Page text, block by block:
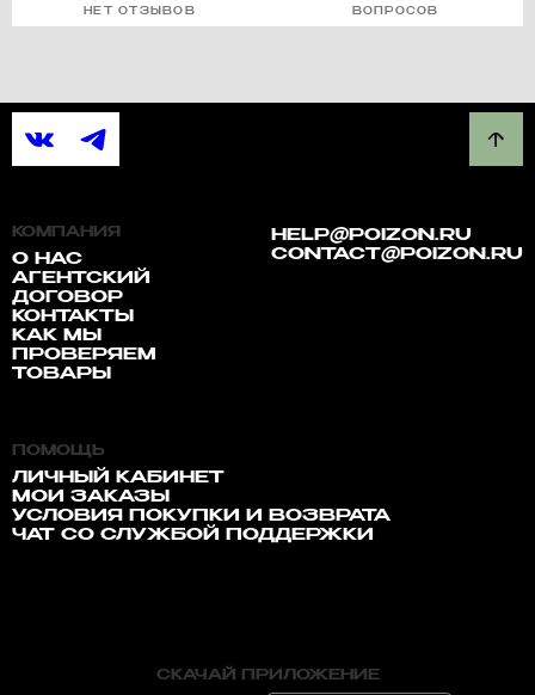
НЕТ ОТЗЫВОВ ВОПРОСОВ
КОМПАНИЯ
О НАС
АГЕНТСКИЙ
ДОГОВОР
КОНТАКТЫ
КАК МЫ
ПРОВЕРЯЕМ
ТОВАРЫ
HELP@POIZON.RU
CONTACT@POIZON.RU
ПОМОЩЬ
ЛИЧНЫЙ КАБИНЕТ
МОИ ЗАКАЗЫ
УСЛОВИЯ ПОКУПКИ И ВОЗВРАТА
ЧАТ СО СЛУЖБОЙ ПОДДЕРЖКИ
СКАЧАЙ ПРИЛОЖЕНИЕ